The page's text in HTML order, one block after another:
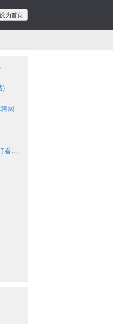
设为首页
)
网
梨视频官网-做最好看的资讯短视频-Pear Video